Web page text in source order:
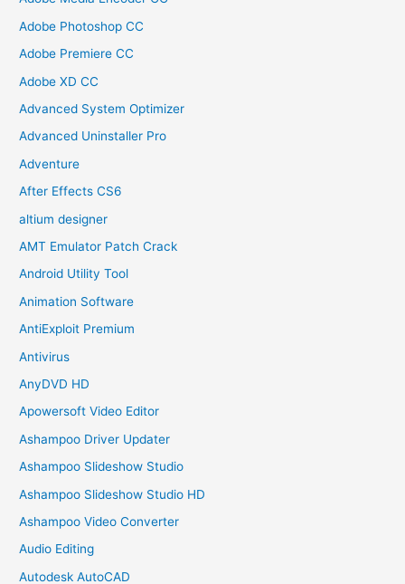
Adobe Photoshop CC
Adobe Premiere CC
Adobe XD CC
Advanced System Optimizer
Advanced Uninstaller Pro
Adventure
After Effects CS6
altium designer
AMT Emulator Patch Crack
Android Utility Tool
Animation Software
AntiExploit Premium
Antivirus
AnyDVD HD
Apowersoft Video Editor
Ashampoo Driver Updater
Ashampoo Slideshow Studio
Ashampoo Slideshow Studio HD
Ashampoo Video Converter
Audio Editing
Autodesk AutoCAD